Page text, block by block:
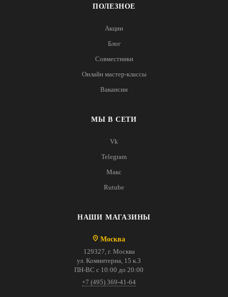
ПОЛЕЗНОЕ
Акции
Блог
Совместники
Онлайн мастер-классы
Вакансии
МЫ В СЕТИ
Vk
Telegram
Макс
Rutube
НАШИ МАГАЗИНЫ
Москва
129327, г. Москва
ул. Коминтерна, 15 к.3
ПН-ВС с 10:00 до 20:00
+7 (495) 369-41-64